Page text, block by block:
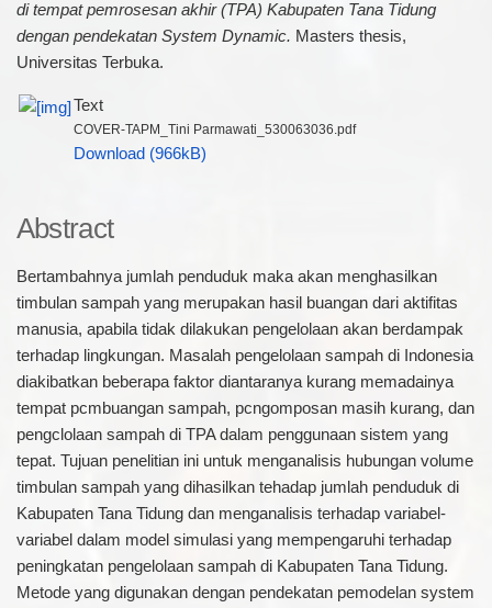
di tempat pemrosesan akhir (TPA) Kabupaten Tana Tidung
dengan pendekatan System Dynamic. Masters thesis,
Universitas Terbuka.
Text
COVER-TAPM_Tini Parmawati_530063036.pdf
Download (966kB)
Abstract
Bertambahnya jumlah penduduk maka akan menghasilkan
timbulan sampah yang merupakan hasil buangan dari aktifitas
manusia, apabila tidak dilakukan pengelolaan akan berdampak
terhadap lingkungan. Masalah pengelolaan sampah di Indonesia
diakibatkan beberapa faktor diantaranya kurang memadainya
tempat pcmbuangan sampah, pcngomposan masih kurang, dan
pengclolaan sampah di TPA dalam penggunaan sistem yang
tepat. Tujuan penelitian ini untuk menganalisis hubungan volume
timbulan sampah yang dihasilkan tehadap jumlah penduduk di
Kabupaten Tana Tidung dan menganalisis terhadap variabel-
variabel dalam model simulasi yang mempengaruhi terhadap
peningkatan pengelolaan sampah di Kabupaten Tana Tidung.
Metode yang digunakan dengan pendekatan pemodelan system